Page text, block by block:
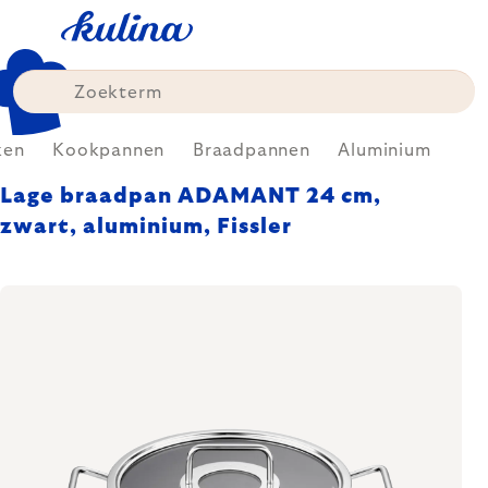
content
Kookpannen Braadpannen Aluminium
Lage braadpan ADAMANT 24 cm,
zwart, aluminium, Fissler